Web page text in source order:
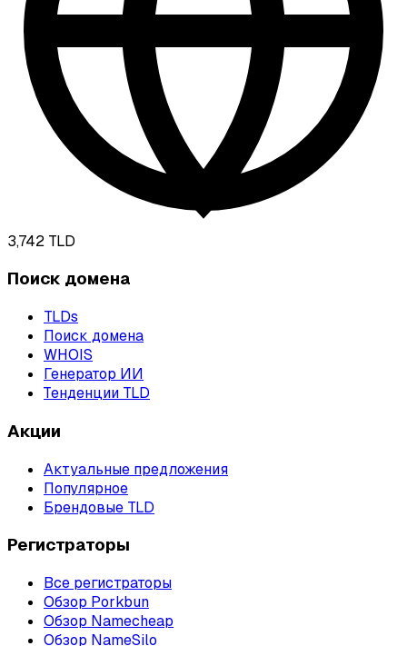
3,742 TLD
Поиск домена
TLDs
Поиск домена
WHOIS
Генератор ИИ
Тенденции TLD
Акции
Актуальные предложения
Популярное
Брендовые TLD
Регистраторы
Все регистраторы
Обзор Porkbun
Обзор Namecheap
Обзор NameSilo